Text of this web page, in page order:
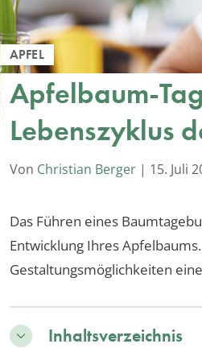
APFEL
Apfelbaum-
Lebenszyklus
Von Christian Berger | 15. Juli
Das Führen eines
Entwicklung Ihres
Gestaltungsmöglichkeiten
Inhaltsverzeichnis